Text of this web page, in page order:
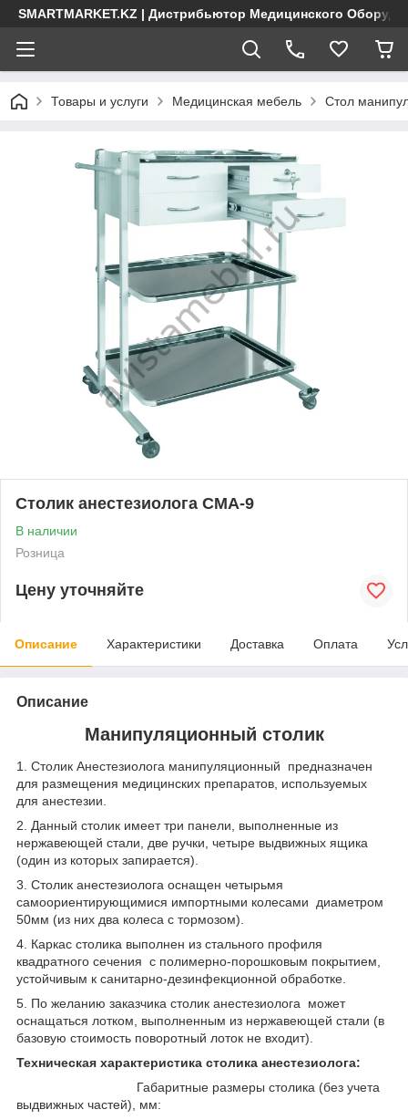
SMARTMARKET.KZ | Дистрибьютор Медицинского
Товары и услуги Медицинская мебель Стол
Столик анестезиолога СМА-9
В наличии
Розница
Цену уточняйте
Описание Характеристики Доставка Оплата
Описание
Манипуляционный столик
1. Столик Анестезиолога манипуляционный предназначен
для размещения медицинских препаратов, используемых
для анестезии.
2. Данный столик имеет три панели, выполненные из
нержавеющей стали, две ручки, четыре выдвижных ящика
(один из которых запирается).
3. Столик анестезиолога оснащен четырьмя
самоориентирующимися импортными колесами диаметром
50мм (из них два колеса с тормозом).
4. Каркас столика выполнен из стального профиля
квадратного сечения с полимерно-порошковым покрытием,
устойчивым к санитарно-дезинфекционной обработке.
5. По желанию заказчика столик анестезиолога может
оснащаться лотком, выполненным из нержавеющей стали (в
базовую стоимость поворотный лоток не входит).
Техническая характеристика столика анестезиолога:
Габаритные размеры столика (без учета
выдвижных частей), мм: